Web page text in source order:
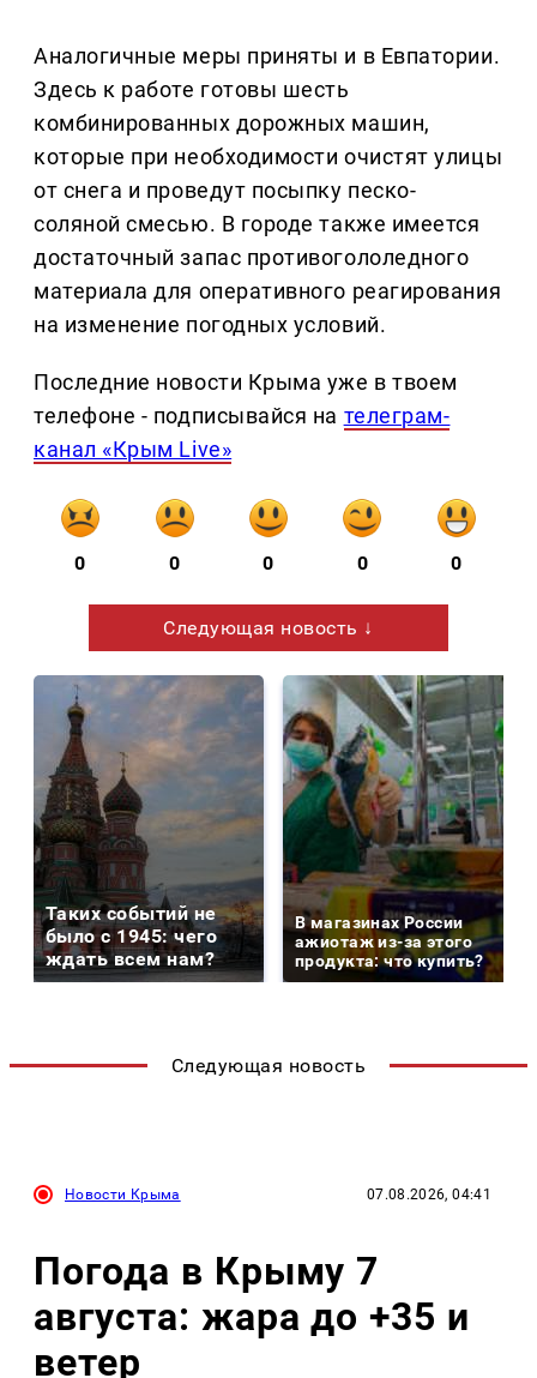
Аналогичные меры приняты и в Евпатории.
Здесь к работе готовы шесть
комбинированных дорожных машин,
которые при необходимости очистят улицы
от снега и проведут посыпку песко-
соляной смесью. В городе также имеется
достаточный запас противогололедного
материала для оперативного реагирования
на изменение погодных условий.
Последние новости Крыма уже в твоем
телефоне - подписывайся на телеграм-
канал «Крым Live»
0 0 0 0 0
Следующая новость ↓
Таких событий не
было с 1945: чего
ждать всем нам?
В магазинах России
ажиотаж из-за этого
продукта: что купить?
Следующая новость
Новости Крыма 07.08.2026, 04:41
Погода в Крыму 7
августа: жара до +35 и
ветер